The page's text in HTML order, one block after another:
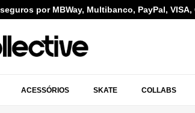
por MBWay, Multibanco, PayPal, VISA,
ACESSÓRIOS SKATE COLLABS